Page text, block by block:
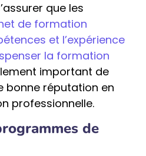
que les
de formation
et l’expérience
la formation
important de
bonne réputation en
professionnelle.
de